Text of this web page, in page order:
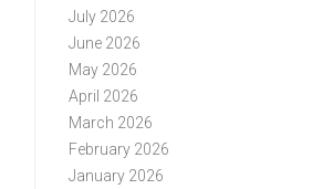
July 2026
June 2026
May 2026
April 2026
March 2026
February 2026
January 2026